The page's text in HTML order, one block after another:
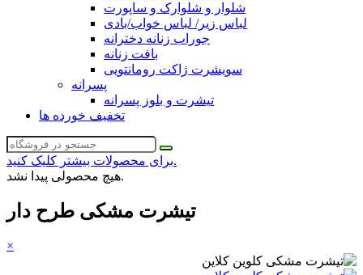
شلوار و شلوارک و ساپورت
لباس زیر/ لباس خواب/بادی
جوراب زنانه دخترانه
بافت زنانه
سویشرت ژاکت رومانتویی
پسرانه
تیشرت و بلوز پسرانه
تخفیف خورده ها
برای محصولات بیشتر کلیک کنید.
هیچ محصولی پیدا نشد.
تیشرت مشکی طرح دار
×